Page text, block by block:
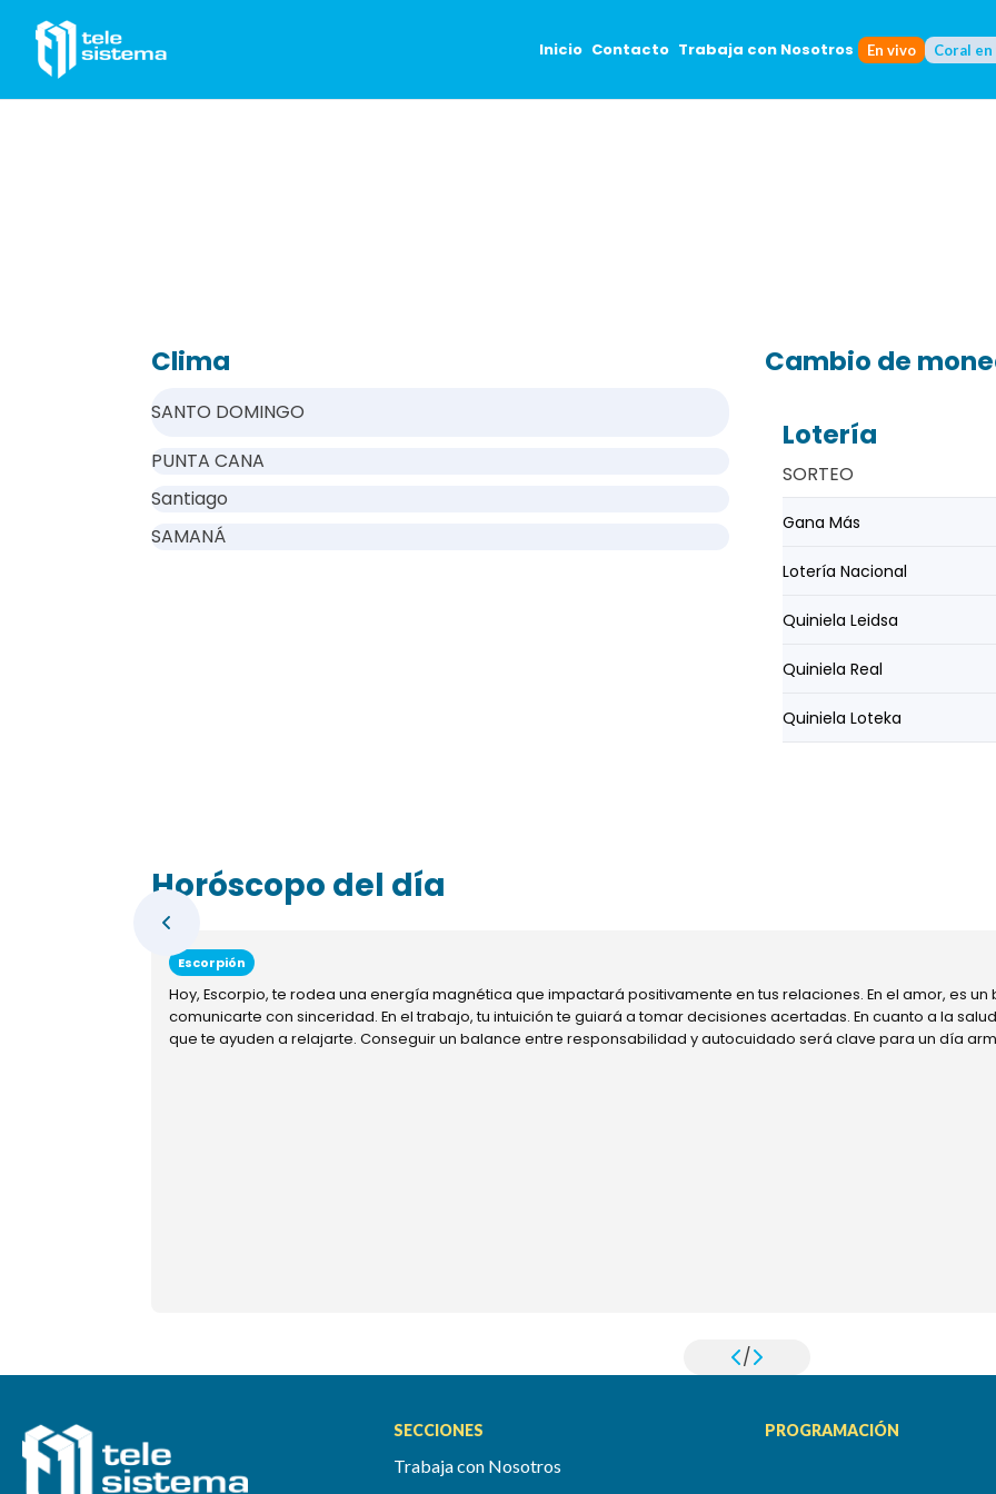
Inicio Contacto Trabaja con Nosotros En vivo Coral
Clima
SANTO DOMINGO
PUNTA CANA
Santiago
SAMANÁ
Cambio de
Lotería
SORTEO
Gana Más
Lotería Nacional
Quiniela Leidsa
Quiniela Real
Quiniela Loteka
Horóscopo del día
Escorpión
Hoy, Escorpio, te rodea una energía magnética que impactará positivamente en tus relaciones. En el amor, es
comunicarte con sinceridad. En el trabajo, tu intuición te guiará a tomar decisiones acertadas. En cuanto a la
que te ayuden a relajarte. Conseguir un balance entre responsabilidad y autocuidado será clave para un día
/
SECCIONES
Trabaja con Nosotros
PROGRAMACIÓN